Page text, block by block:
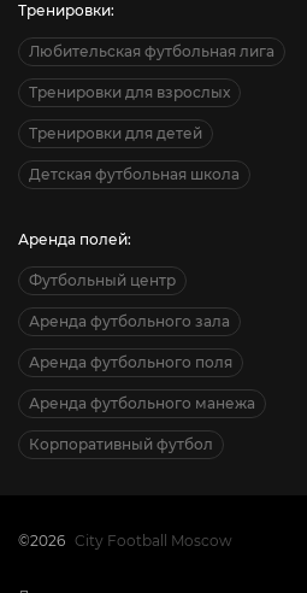
Тренировки:
Любительская футбольная лига
Тренировки для взрослых
Тренировки для детей
Детская футбольная школа
Аренда полей:
Футбольный центр
Аренда футбольного зала
Аренда футбольного поля
Аренда футбольного манежа
Корпоративный футбол
©2026 City Football Moscow